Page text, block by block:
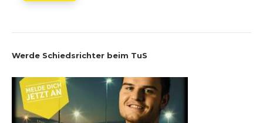
Werde Schiedsrichter beim TuS